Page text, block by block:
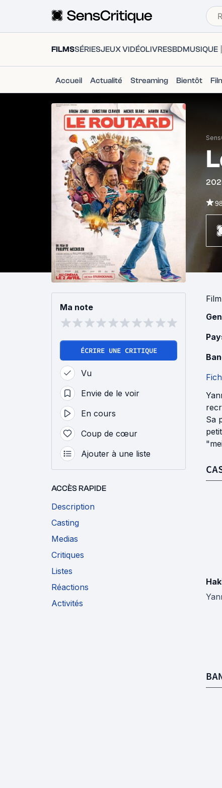
FILMSSÉRIESJEUX VIDÉOLIVRESBDMUSIQUE
Accueil Actualité Streaming Bientôt
Ma note
ÉCRIRE UNE CRITIQUE
Vu
Envie de le voir
En cours
Coup de cœur
Ajouter à une liste
ACCÈS RAPIDE
Description
Casting
Medias
Critiques
Listes
Réactions
Activités
Film
Sa